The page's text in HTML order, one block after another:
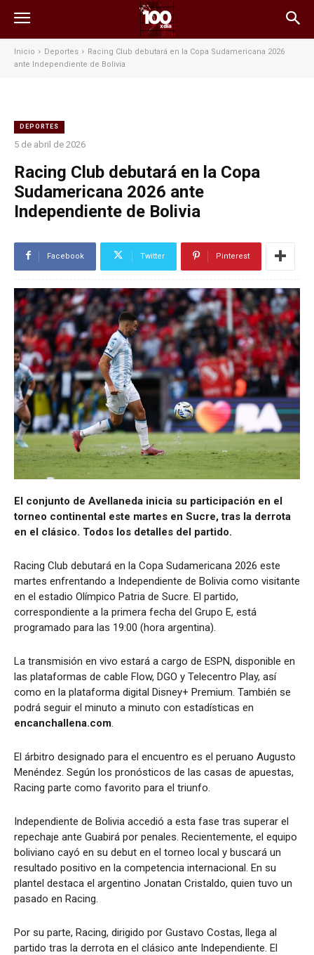
Inicio Deportes
Racing Club debutará en la Copa Sudamericana 2026
ante Independiente de Bolivia
DEPORTES
5 de abril de 2026
Racing Club debutará en la Copa
Sudamericana 2026 ante
Independiente de Bolivia
Facebook Twitter Pinterest
El conjunto de Avellaneda inicia su participación en el
torneo continental este martes en Sucre, tras la derrota
en el clásico. Todos los detalles del partido.
Racing Club debutará en la Copa Sudamericana 2026 este
martes enfrentando a Independiente de Bolivia como visitante
en el estadio Olímpico Patria de Sucre. El partido,
correspondiente a la primera fecha del Grupo E, está
programado para las 19:00 (hora argentina).
La transmisión en vivo estará a cargo de ESPN, disponible en
las plataformas de cable Flow, DGO y Telecentro Play, así
como en la plataforma digital Disney+ Premium. También se
podrá seguir el minuto a minuto con estadísticas en
encanchallena.com
El árbitro designado para el encuentro es el peruano Augusto
Menéndez. Según los pronósticos de las casas de apuestas,
Racing parte como favorito para el triunfo.
Independiente de Bolivia accedió a esta fase tras superar el
repechaje ante Guabirá por penales. Recientemente, el equipo
boliviano cayó en su debut en el torneo local y buscará un
resultado positivo en la competencia internacional. En su
plantel destaca el argentino Jonatan Cristaldo, quien tuvo un
pasado en Racing.
Por su parte, Racing, dirigido por Gustavo Costas, llega al
partido tras la derrota en el clásico ante Independiente. El